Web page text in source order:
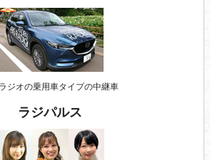
ジオの乗用車タイプの中継車
ラジパルス